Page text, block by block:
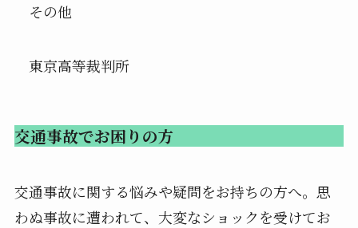
その他
東京高等裁判所
交通事故でお困りの方
交通事故に関する悩みや疑問をお持ちの方へ。思
わぬ事故に遭われて、大変なショックを受けてお